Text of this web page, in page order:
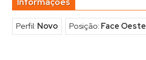
Perfil: Novo Posição: Face Oeste